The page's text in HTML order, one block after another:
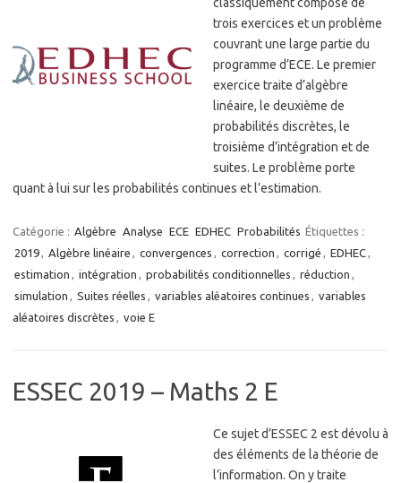
trois exercices et un problème
couvrant une large partie du
programme d’ECE. Le premier
exercice traite d’algèbre
linéaire, le deuxième de
probabilités discrètes, le
troisième d’intégration et de
suites. Le problème porte
quant à lui sur les probabilités continues et l’estimation.
Catégorie : Algèbre Analyse ECE EDHEC Probabilités Étiquettes :
2019, Algèbre linéaire , convergences , correction , corrigé , EDHEC,
estimation , intégration , probabilités conditionnelles , réduction ,
simulation , Suites réelles , variables aléatoires continues , variables
aléatoires discrètes , voie E
ESSEC 2019 – Maths 2 E
Ce sujet d’ESSEC 2 est dévolu à
des éléments de la théorie de
l’information. On y traite